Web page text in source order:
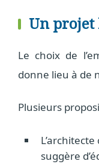
Un projet
Le choix de
donne lieu à de
Plusieurs
suggère